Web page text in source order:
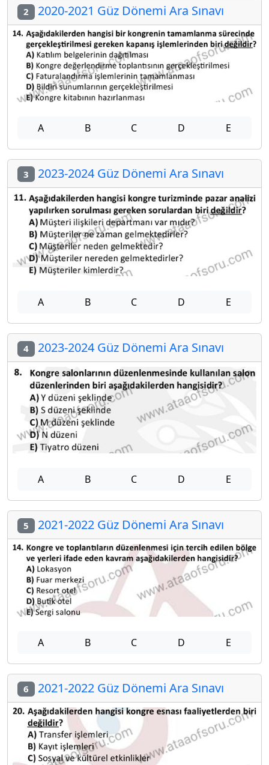
2 2020-2021 Güz Dönemi Ara Sınavı
A B C D E
3 2023-2024 Güz Dönemi Ara Sınavı
A B C D E
4 2023-2024 Güz Dönemi Ara Sınavı
A B C D E
5 2021-2022 Güz Dönemi Ara Sınavı
A B C D E
6 2021-2022 Güz Dönemi Ara Sınavı